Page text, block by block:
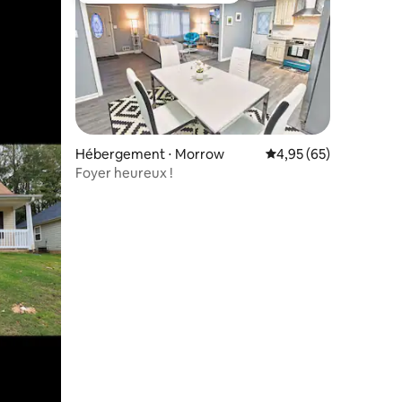
: 5 sur 5
Hébergement ⋅ Morrow Évaluation moyenne
4,95 (65)
Foyer heureux !